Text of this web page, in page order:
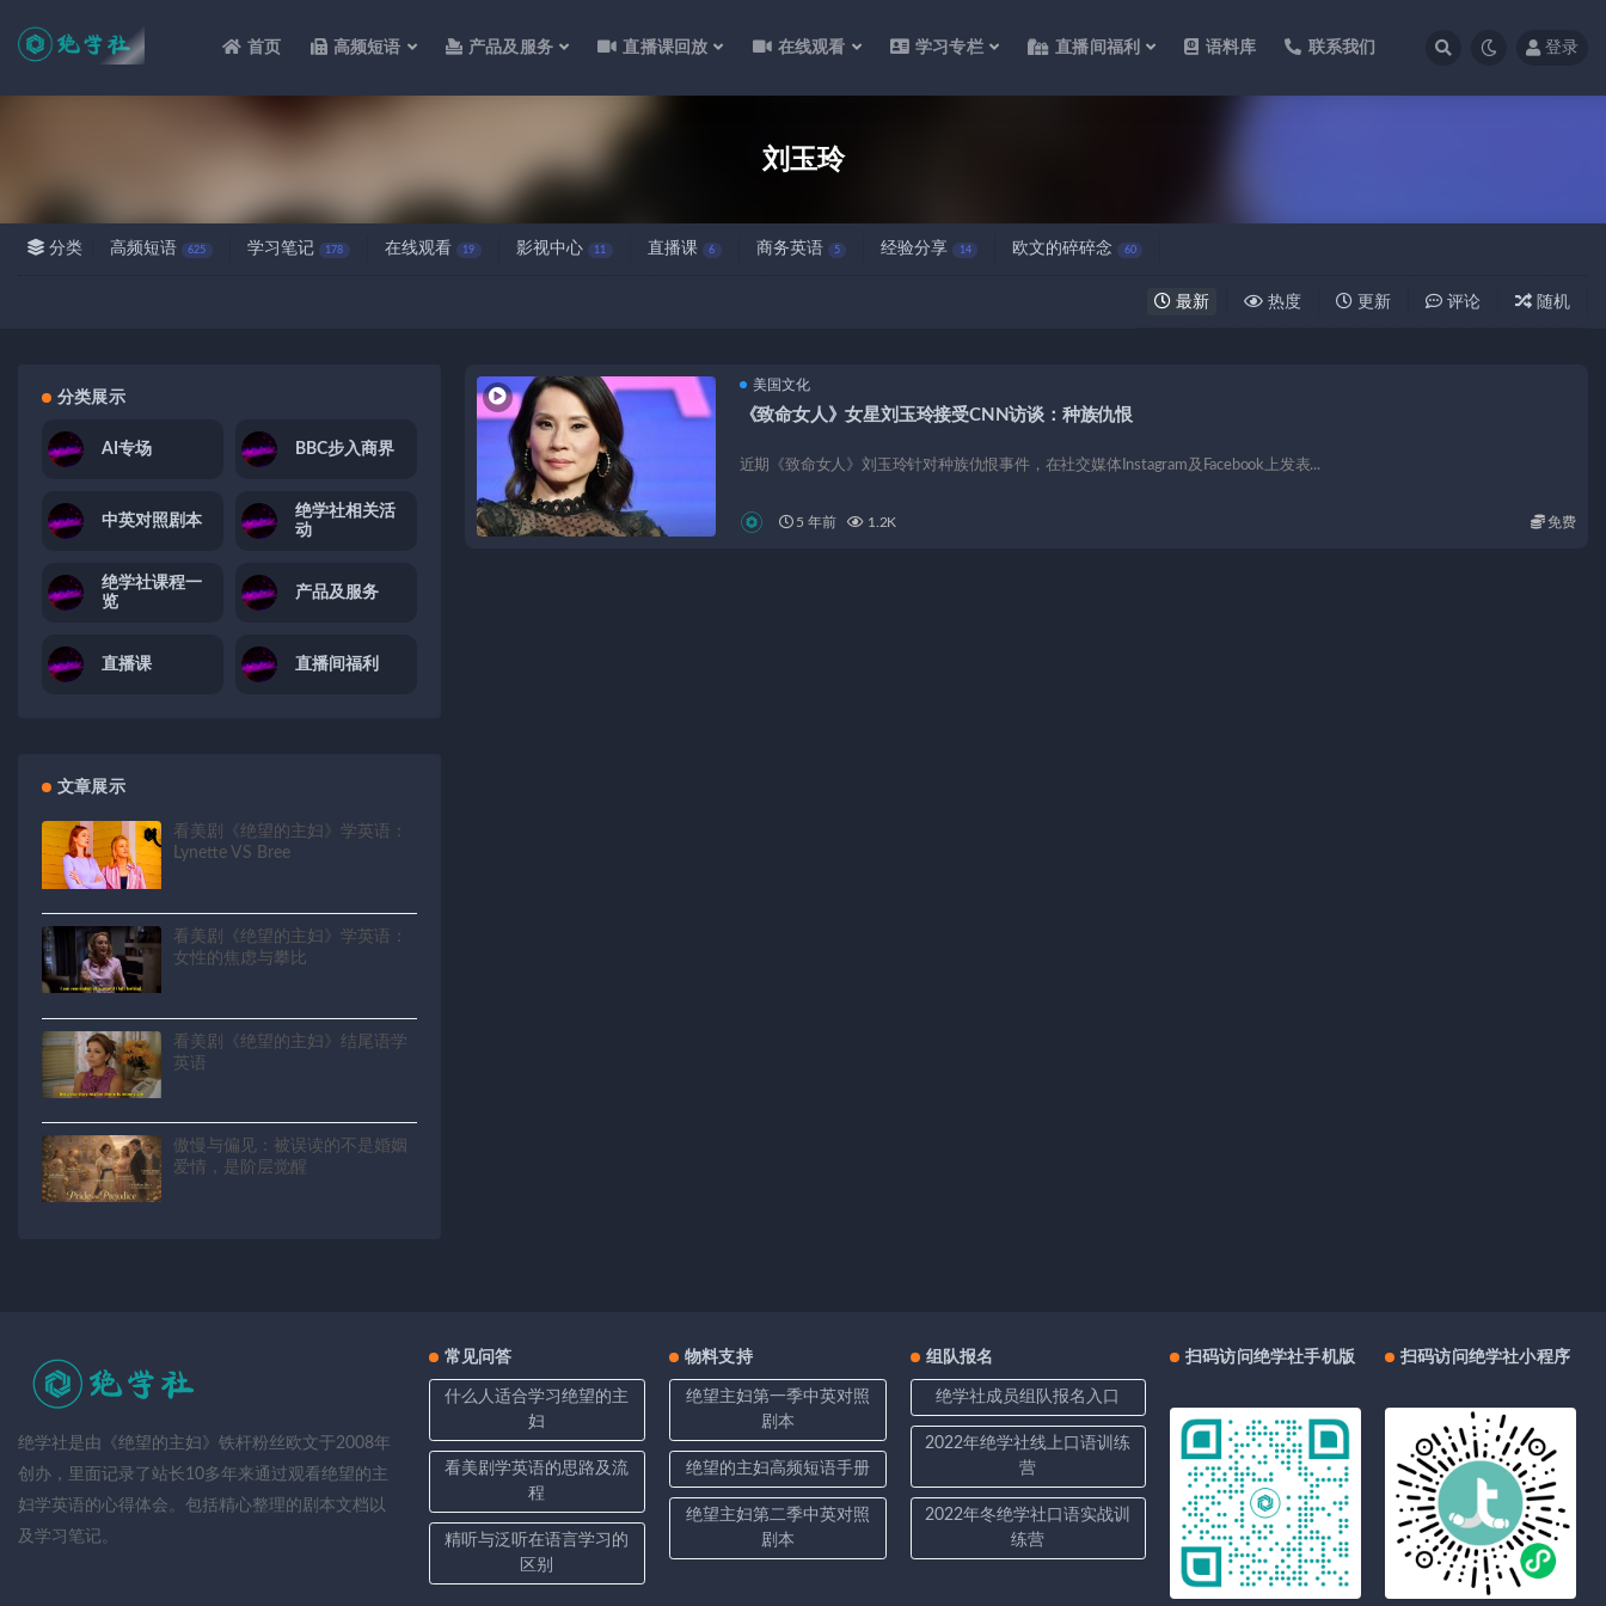
首页 高频短语 产品及服务 直播课回放 在线观看 学习专栏 直播间福利 语料库 联系我们 登录
刘玉玲
分类 高频短语 625 学习笔记 178 在线观看 19 影视中心 11 直播课 6 商务英语 5 经验分享 14 欧文的碎碎念 60
最新 热度 更新 评论 随机
美国文化
《致命女人》女星刘玉玲接受CNN访谈：种族仇恨
近期《致命女人》刘玉玲针对种族仇恨事件，在社交媒体Instagram及Facebook上发表...
5 年前 1.2K 免费
分类展示
AI专场 BBC步入商界
中英对照剧本
绝学社相关活
动
绝学社课程一
览
产品及服务
直播课 直播间福利
文章展示
看美剧《绝望的主妇》学英语：
Lynette VS Bree
看美剧《绝望的主妇》学英语：
女性的焦虑与攀比
看美剧《绝望的主妇》结尾语学
英语
傲慢与偏见：被误读的不是婚姻
爱情，是阶层觉醒
绝学社是由《绝望的主妇》铁杆粉丝欧文于2008年
创办，里面记录了站长10多年来通过观看绝望的主
妇学英语的心得体会。包括精心整理的剧本文档以
及学习笔记。
常见问答
什么人适合学习绝望的主
妇
看美剧学英语的思路及流
程
精听与泛听在语言学习的
区别
物料支持
绝望主妇第一季中英对照
剧本
绝望的主妇高频短语手册
绝望主妇第二季中英对照
剧本
组队报名
绝学社成员组队报名入口
2022年绝学社线上口语训练
营
2022年冬绝学社口语实战训
练营
扫码访问绝学社手机版 扫码访问绝学社小程序